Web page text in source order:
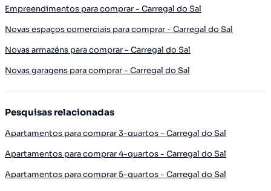
Empreendimentos para comprar - Carregal do Sal
Novas espaços comerciais para comprar - Carregal do Sal
Novas armazéns para comprar - Carregal do Sal
Novas garagens para comprar - Carregal do Sal
Pesquisas relacionadas
Apartamentos para comprar 3-quartos - Carregal do Sal
Apartamentos para comprar 4-quartos - Carregal do Sal
Apartamentos para comprar 5-quartos - Carregal do Sal